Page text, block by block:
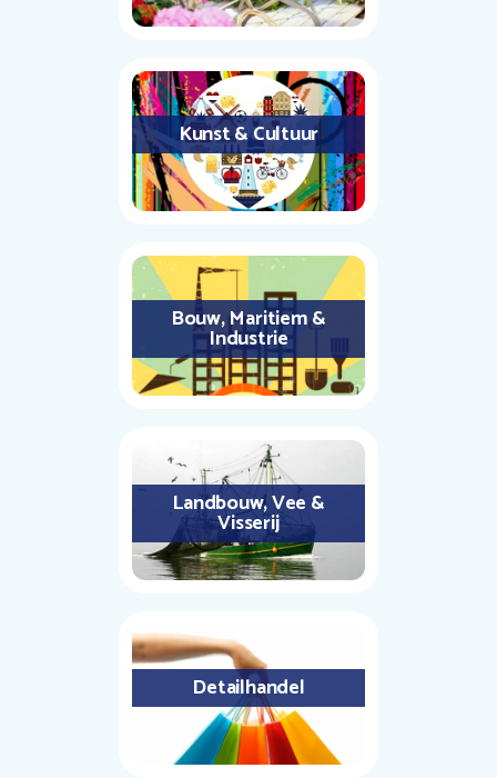
Kunst & Cultuur
Bouw, Maritiem &
Industrie
Landbouw, Vee &
Visserij
Detailhandel